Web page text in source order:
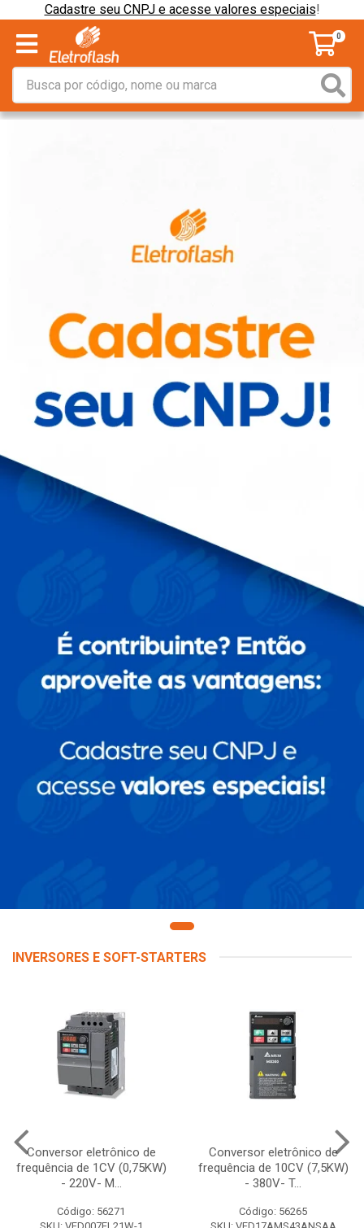
Cadastre seu CNPJ e acesse valores especiais!
0
INVERSORES E SOFT-STARTERS
Conversor eletrônico de
frequência de 1CV (0,75KW)
- 220V- M...
Código: 56271
Conversor eletrônico de
frequência de 10CV (7,5KW)
- 380V- T...
Código: 56265